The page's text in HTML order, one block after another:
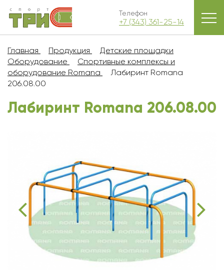
Телефон
+7 (343) 361-25-14
Главная Продукция
Детские площадки
Оборудование
Спортивные комплексы и
оборудование Romana
Лабиринт Romana
206.08.00
Лабиринт Romana 206.08.00